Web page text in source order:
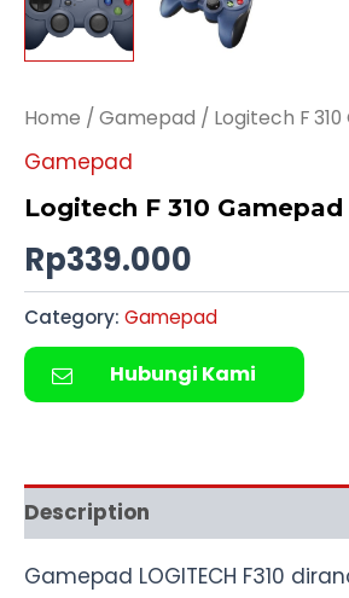
Home / Gamepad / Logitech F
Gamepad
Logitech F 310 Gamepad
Rp339.000
Category: Gamepad
Hubungi Kami
Description
Gamepad LOGITECH F310